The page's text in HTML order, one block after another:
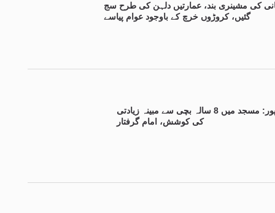
کی مشینری بند، عمارتیں دلہن کی طرح سج
گئیں، کروڑوں خرچ کے باوجود عوام پیاسے
علی پور: مسجد میں 8 سالہ بچی سے مبینہ زیادتی
کی کوشش، امام گرفتار